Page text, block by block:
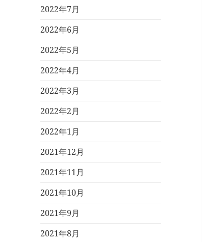
2022年7月
2022年6月
2022年5月
2022年4月
2022年3月
2022年2月
2022年1月
2021年12月
2021年11月
2021年10月
2021年9月
2021年8月